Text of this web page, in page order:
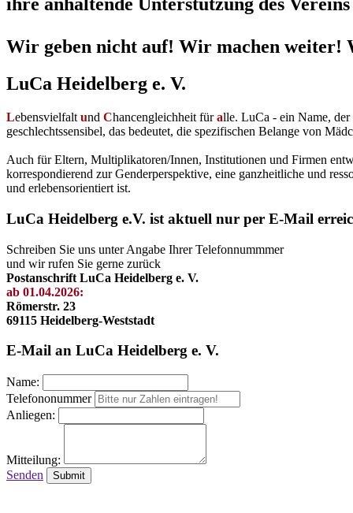
ihre anhaltende Unterstützung des
Wir geben nicht auf! Wir machen weiter!
LuCa Heidelberg e. V.
Lebensvielfalt und Chancengleichheit füralle. LuCa - ein Name,
geschlechtssensibel, das bedeutet, die spezifischen Belange von
Auch für Eltern, Multiplikatoren/Innen, Institutionen und Firmen
korrespondierend zur Genderperspektive, eine ganzheitliche und
und erlebensorientiert ist.
LuCa Heidelberg e.V. ist aktuell nur per E-Mail
Schreiben Sie uns unter Angabe Ihrer Telefonnummmer
und wir rufen Sie gerne zurück
Postanschrift LuCa Heidelberg e. V.
ab 01.04.2026:
Römerstr. 23
69115 Heidelberg-Weststadt
E-Mail an LuCa Heidelberg e. V.
Name:
Telefononummer
Anliegen:
Mitteilung:
Senden